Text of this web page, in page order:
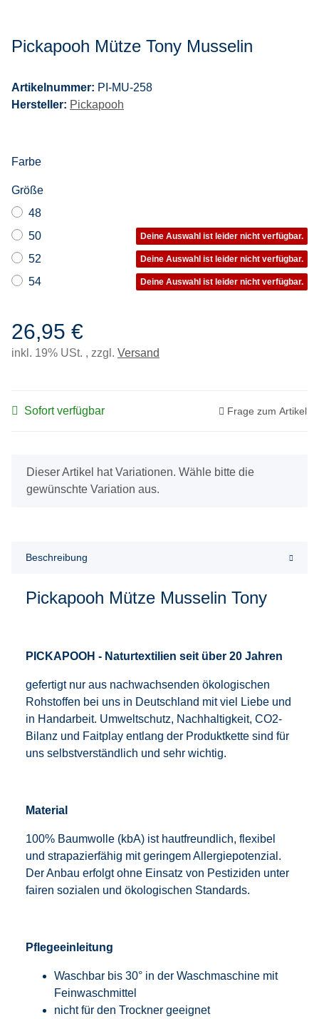
Pickapooh Mütze Tony Musselin
Artikelnummer: PI-MU-258
Hersteller: Pickapooh
Farbe
Größe
48
50
Deine Auswahl ist leider nicht verfügbar.
52 Deine Auswahl ist leider nicht verfügbar.
54 Deine Auswahl ist leider nicht verfügbar.
26,95 €
inkl. 19% USt. , zzgl. Versand
Sofort verfügbar Frage zum Artikel
xDieser Artikel hat Variationen. Wähle bitte die
gewünschte Variation aus.
Beschreibung
Pickapooh Mütze Musselin Tony
PICKAPOOH - Naturtextilien seit über 20 Jahren
gefertigt nur aus nachwachsenden ökologischen
Rohstoffen bei uns in Deutschland mit viel Liebe und
in Handarbeit. Umweltschutz, Nachhaltigkeit, CO2-
Bilanz und Faitplay entlang der Produktkette sind für
uns selbstverständlich und sehr wichtig.
Material
100% Baumwolle (kbA) ist hautfreundlich, flexibel
und strapazierfähig mit geringem Allergiepotenzial.
Der Anbau erfolgt ohne Einsatz von Pestiziden unter
fairen sozialen und ökologischen Standards.
Pflegeeinleitung
Waschbar bis 30° in der Waschmaschine mit
Feinwaschmittel
nicht für den Trockner geeignet